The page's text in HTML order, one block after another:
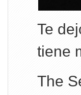
Te
tiene
The